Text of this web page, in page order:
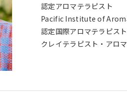
認定アロマテラピスト
Pacific Institute of
認定国際アロマテラピスト
クレイテラピスト・アロ